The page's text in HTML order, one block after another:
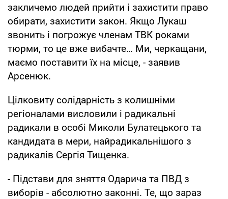
закличемо людей прийти і захистити право
обирати, захистити закон. Якщо Лукаш
звонить і погрожує членам ТВК роками
тюрми, то це вже вибачте… Ми, черкащани,
маємо поставити їх на місце, - заявив
Арсенюк.
Цілковиту солідарність з колишніми
регіоналами висловили і радикальні
радикали в особі Миколи Булатецького та
кандидата в мери, найрадикальнішого з
радикалів Сергія Тищенка.
- Підстави для зняття Одарича та ПВД з
виборів - абсолютно законні. Те, що зараз